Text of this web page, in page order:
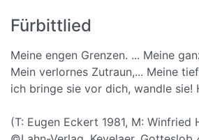
Fürbittlied
Meine engen Grenzen. ... Meine
Mein verlornes Zutraun,... Meine
ich bringe sie vor dich, wandle sie!
(T: Eugen Eckert 1981, M: Winfried